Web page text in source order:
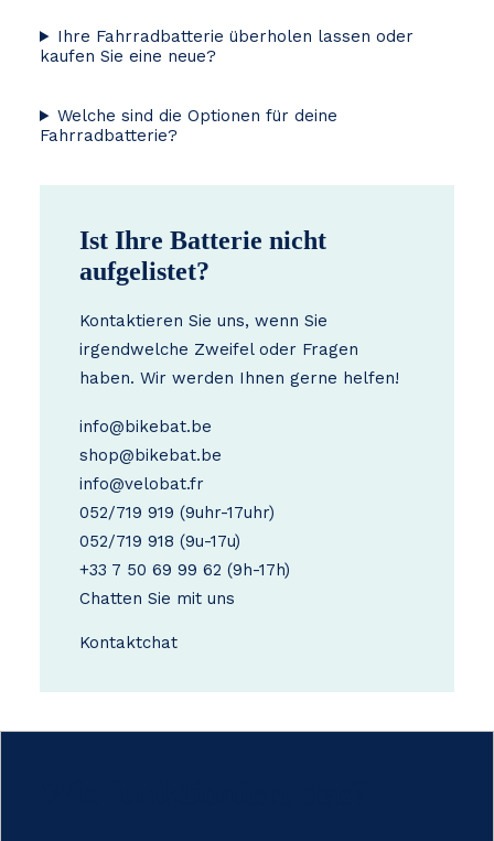
Ihre Fahrradbatterie überholen lassen oder
kaufen Sie eine neue?
Welche sind die Optionen für deine
Fahrradbatterie?
Ist Ihre Batterie nicht
aufgelistet?
Kontaktieren Sie uns, wenn Sie
irgendwelche Zweifel oder Fragen
haben. Wir werden Ihnen gerne helfen!
info@bikebat.be
shop@bikebat.be
info@velobat.fr
052/719 919 (9uhr-17uhr)
052/719 918 (9u-17u)
+33 7 50 69 99 62 (9h-17h)
Chatten Sie mit uns
Kontaktchat